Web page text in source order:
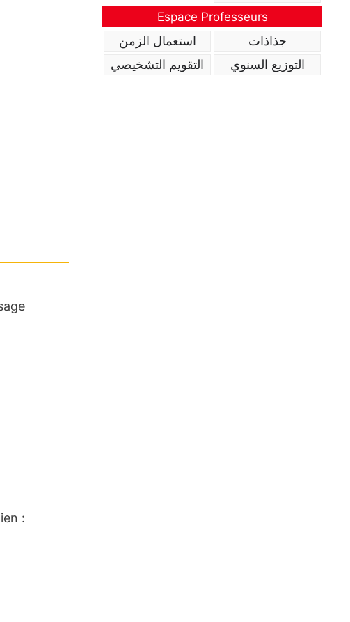
:
Espace Professeurs
جذاذات
استعمال الزمن
التوزيع السنوي
التقويم التشخيصي